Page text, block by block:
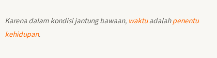
Karena dalam kondisi jantung bawaan, waktuadalahpenentu
kehidupan.